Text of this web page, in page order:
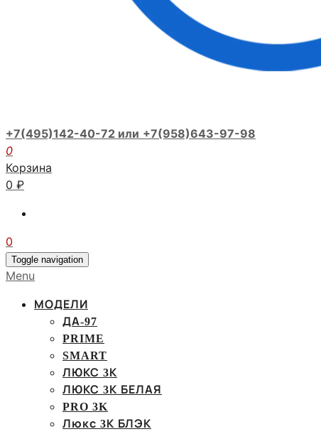
+7(495)142-40-72 или +7(958)643-97-98
0
Корзина
0 ₽
0
Toggle navigation
Menu
МОДЕЛИ
ДА-97
PRIME
SMART
ЛЮКС 3К
ЛЮКС 3К БЕЛАЯ
PRO 3K
Люкс 3К БЛЭК